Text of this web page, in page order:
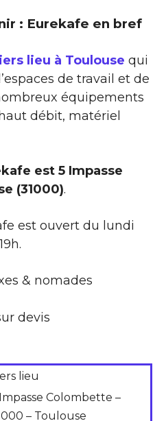
: Eurekafe en bref
lieu à Toulouse qui
de travail et de
équipements
débit, matériel
est 5 Impasse
(31000).
est ouvert du lundi
& nomades
devis
lieu
Colombette –
– Toulouse